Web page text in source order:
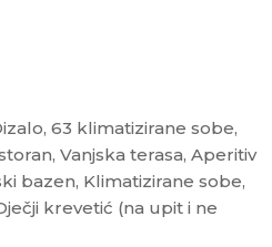
63 klimatizirane sobe,
Vanjska terasa, Aperitiv
bazen, Klimatizirane sobe,
krevetić (na upit i ne